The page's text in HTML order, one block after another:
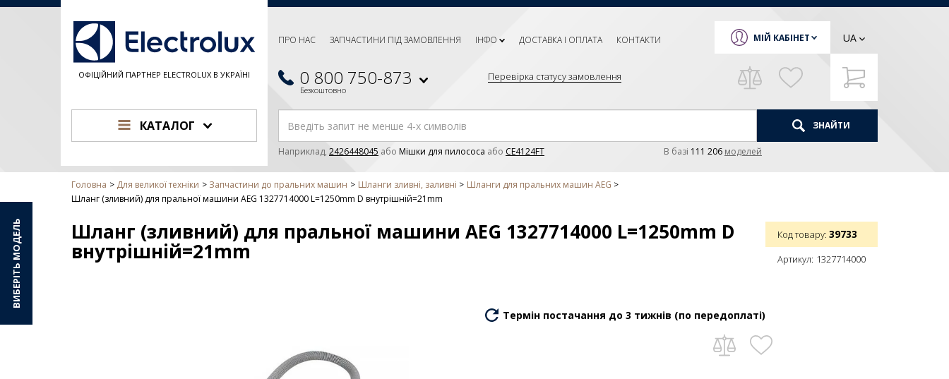
ОФІЦІЙНИЙ ПАРТНЕР ELECTROLUX В УКРАЇНІ
ПРО НАС ЗАПЧАСТИНИ ПІД ЗАМОВЛЕННЯ ІНФО ДОСТАВКА І ОПЛАТА КОНТАКТИ
0 800 750-873
Безкоштовно
Перевірка статусу замовлення
МІЙ КАБІНЕТ UA
КАТАЛОГ ЗНАЙТИ
Наприклад, 2426448045 або Мішки для пилососа або CE4124FT В базi 111 206 моделей
Головна Для великої техніки Запчастини до пральних машин Шланги зливні, заливні
Шланги для пральних машин AEG
Шланг (зливний) для пральної машини AEG 1327714000 L=1250mm D внутрішній=21mm
Шланг (зливний) для пральної машини AEG 1327714000 L=1250mm D
внутрішній=21mm
Код товару: 39733
Артикул: 1327714000
Термін постачання до 3 тижнів (по передоплаті)
ВИБЕРІТЬ МОДЕЛЬ